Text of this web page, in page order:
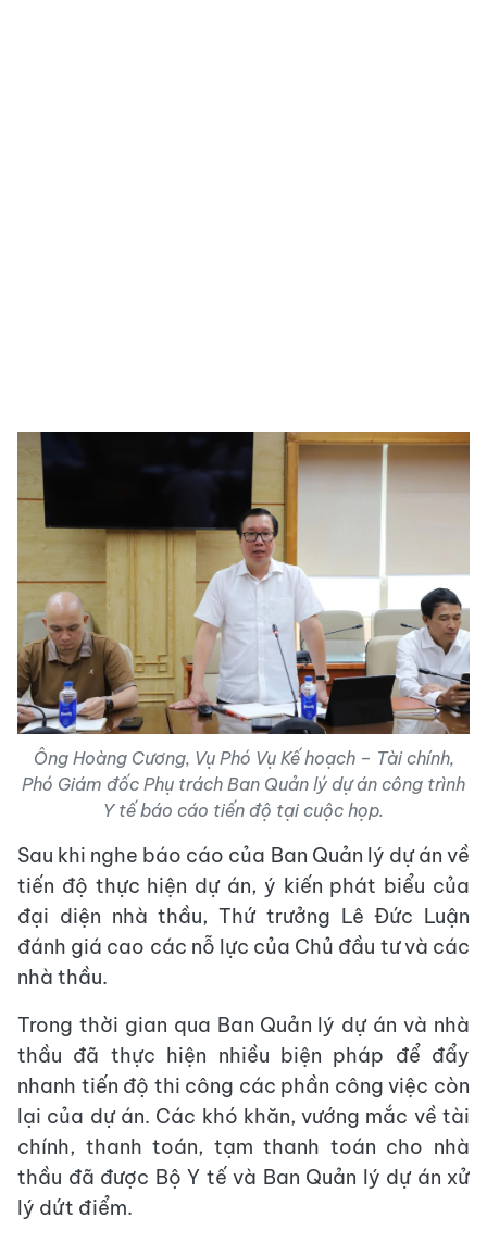
Ông Hoàng Cương, Vụ Phó Vụ Kế hoạch – Tài chính,
Phó Giám đốc Phụ trách Ban Quản lý dự án công trình
Y tế báo cáo tiến độ tại cuộc họp.
Sau khi nghe báo cáo của Ban Quản lý dự án về
tiến độ thực hiện dự án, ý kiến phát biểu của
đại diện nhà thầu, Thứ trưởng Lê Đức Luận
đánh giá cao các nỗ lực của Chủ đầu tư và các
nhà thầu.
Trong thời gian qua Ban Quản lý dự án và nhà
thầu đã thực hiện nhiều biện pháp để đẩy
nhanh tiến độ thi công các phần công việc còn
lại của dự án. Các khó khăn, vướng mắc về tài
chính, thanh toán, tạm thanh toán cho nhà
thầu đã được Bộ Y tế và Ban Quản lý dự án xử
lý dứt điểm.